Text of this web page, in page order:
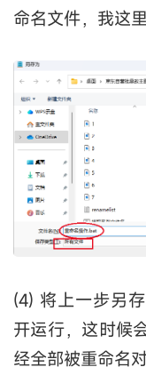
命名文件，我这
(4) 将上一步另
开运行，这时候
经全部被重命名